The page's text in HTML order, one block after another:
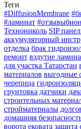
Теги
#DiffusionMembrane
#ламинат
Технониколь SIP
аккумуляторный
отделка брак
ремонт вздутие
для участка Татарстан
материалов выгодные
черепица
грунтовка датчики
строительных
стройматериалы
домашняя
ворота ековата защита